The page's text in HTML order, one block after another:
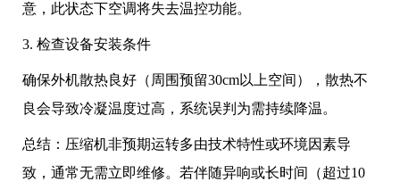
意，此状态下空调将失去温控功能。
3. 检查设备安装条件
确保外机散热良好（周围预留30cm以上空间），散热不
良会导致冷凝温度过高，系统误判为需持续降温。
总结：压缩机非预期运转多由技术特性或环境因素导
致，通常无需立即维修。若伴随异响或长时间（超过10